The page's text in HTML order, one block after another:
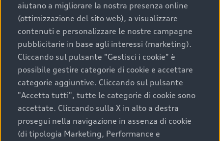
La qualità di acquistare
un’auto usata Audi
Scegliere un’auto usata è una decisione che coniuga
convenienza, affidabilità e sostenibilità. Per fare un
acquisto sicuro, è essenziale considerare aspetti
determinanti come la garanzia inclusa e l’affidabilità del
marchio. Audi offre l’auto usata perfetta tramite Audi
Prima Scelta :plus
aiutano a migliorare la nostra presenza online
(ottimizzazione del sito web), a visualizzare
contenuti e personalizzare le nostre campagne
pubblicitarie in base agli interessi (marketing).
Cliccando sul pulsante "Gestisci i cookie" è
possibile gestire categorie di cookie e accettare
categorie aggiuntive. Cliccando sul pulsante
"Accetta tutti", tutte le categorie di cookie sono
accettate. Cliccando sulla X in alto a destra
prosegui nella navigazione in assenza di cookie
(di tipologia Marketing, Performance e